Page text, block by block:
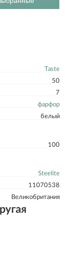
Taste
50
7
фарфор
белый
100
Steelite
11070538
Великобритания